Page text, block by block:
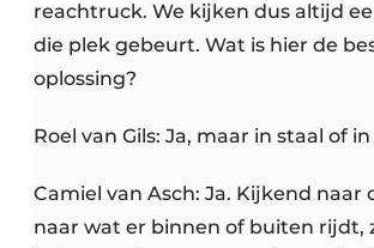
reachtruck. We kijken dus altijd
die plek gebeurt. Wat is hier de
oplossing?
Roel van Gils: Ja, maar in staal of
Camiel van Asch: Ja. Kijkend naar
naar wat er binnen of buiten rijdt,